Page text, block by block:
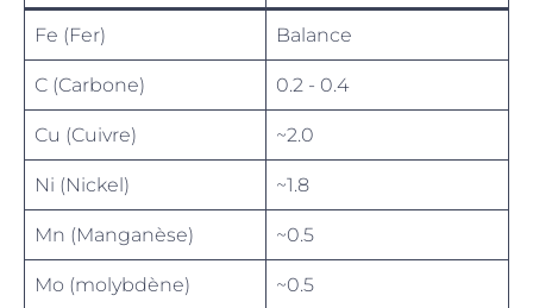
Fe (Fer) Balance
C (Carbone) 0.2 - 0.4
Cu (Cuivre) ~2.0
Ni (Nickel) ~1.8
Mn (Manganèse) ~0.5
Mo (molybdène) ~0.5